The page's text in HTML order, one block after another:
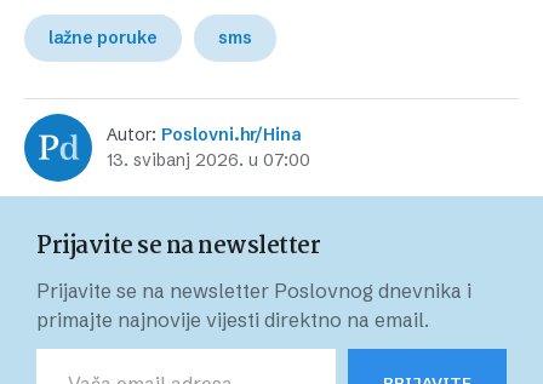
lažne poruke sms
Autor: Poslovni.hr/Hina
13. svibanj 2026. u 07:00
Prijavite se na newsletter
Prijavite se na newsletter Poslovnog dnevnika i
primajte najnovije vijesti direktno na email.